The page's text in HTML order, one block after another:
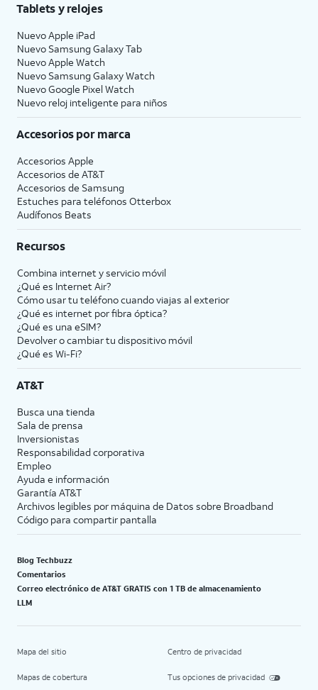
Tablets y relojes
Nuevo Apple iPad
Nuevo Samsung Galaxy Tab
Nuevo Apple Watch
Nuevo Samsung Galaxy Watch
Nuevo Google Pixel Watch
Nuevo reloj inteligente para niños
Accesorios por marca
Accesorios Apple
Accesorios de AT&T
Accesorios de Samsung
Estuches para teléfonos Otterbox
Audífonos Beats
Recursos
Combina internet y servicio móvil
¿Qué es Internet Air?
Cómo usar tu teléfono cuando viajas al exterior
¿Qué es internet por fibra óptica?
¿Qué es una eSIM?
Devolver o cambiar tu dispositivo móvil
¿Qué es Wi-Fi?
AT&T
Busca una tienda
Sala de prensa
Inversionistas
Responsabilidad corporativa
Empleo
Ayuda e información
Garantía AT&T
Archivos legibles por máquina de Datos sobre Broadband
Código para compartir pantalla
Blog Techbuzz
Comentarios
Correo electrónico de AT&T GRATIS con 1 TB de almacenamiento
LLM
Mapa del sitio
Mapas de cobertura
Centro de privacidad
Tus opciones de privacidad